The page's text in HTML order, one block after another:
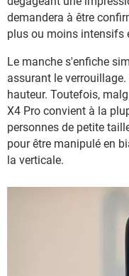
demandera à être
plus ou moins intensifs
Le manche s'enfiche
assurant le
hauteur. Toutefois,
X4 Pro convient à la
personnes de petite
pour être manipulé en
la verticale.